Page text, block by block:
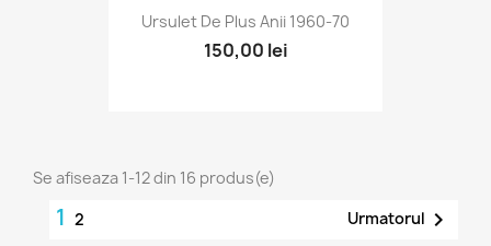
Ursulet De Plus Anii 1960-70
150,00 lei
Se afiseaza 1-12 din 16 produs(e)
1 2 Urmatorul 